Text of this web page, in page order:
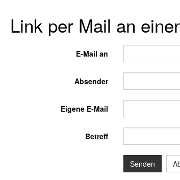
Link per Mail an
E-Mail an
Absender
Eigene E-Mail
Betreff
Senden